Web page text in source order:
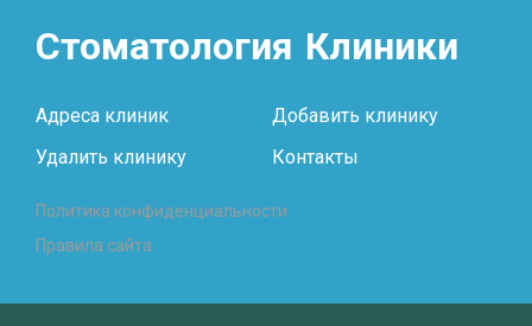
Стоматология Клиники
Адреса клиник
Добавить клинику
Удалить клинику
Контакты
Политика конфиденциальности
Правила сайта